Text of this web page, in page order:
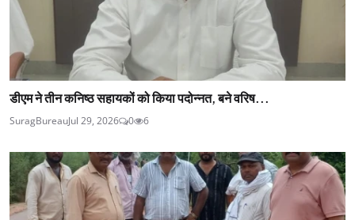
डीएम ने तीन कनिष्ठ सहायकों को किया पदोन्नत, बने वरिष...
SuragBureauJul 29, 2026 0 6